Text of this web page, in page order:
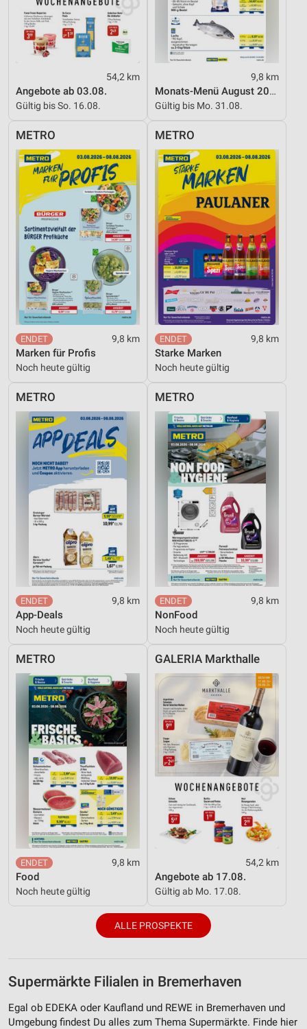
54,2 km
Angebote ab 03.08.
Gültig bis So. 16.08.
9,8 km
Monats-Menü August 2026
Gültig bis Mo. 31.08.
METRO
9,8 km
Marken für Profis
Noch heute gültig
METRO
9,8 km
Starke Marken
Noch heute gültig
METRO
9,8 km
App-Deals
Noch heute gültig
METRO
9,8 km
NonFood
Noch heute gültig
METRO
9,8 km
Food
Noch heute gültig
GALERIA Markthalle
54,2 km
Angebote ab 17.08.
Gültig ab Mo. 17.08.
ALLE PROSPEKTE
Supermärkte Filialen in Bremerhaven
Egal ob EDEKA oder Kaufland und REWE in Bremerhaven und
Umgebung findest Du alles zum Thema Supermärkte. Finde hier